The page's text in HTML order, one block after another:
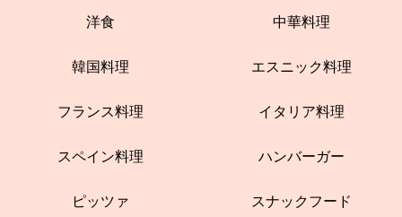
洋食 中華料理
韓国料理 エスニック料理
フランス料理 イタリア料理
スペイン料理 ハンバーガー
ピッツァ スナックフード